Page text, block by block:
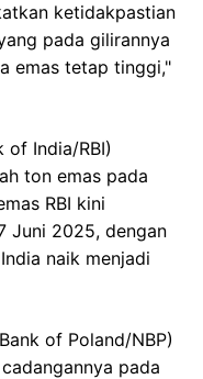
ketidakpastian
pada gilirannya
emas tetap tinggi,"
of India/RBI)
ton emas pada
RBI kini
Juni 2025, dengan
naik menjadi
of Poland/NBP)
pada